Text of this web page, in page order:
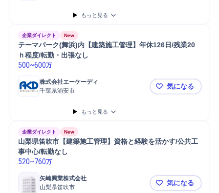
もっと見る
企業ダイレクト New
テーマパーク(舞浜)内【建築施工管理】年休126日/残業20
ｈ程度/転勤・出張なし
500~600万
株式会社エーケーディ
千葉県浦安市
テーマパー
気になる
もっと見る
企業ダイレクト New
山梨県笛吹市【建築施工管理】資格と経験を活かす/公共工
事中心/転勤なし
520~760万
矢崎興業株式会社
山梨県笛吹市
山梨県笛吹
気になる